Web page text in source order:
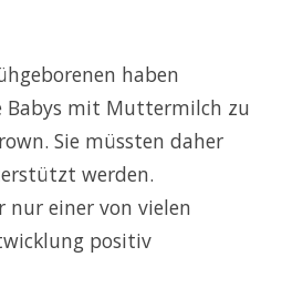
haben
Babys mit Muttermilch zu
Sie müssten daher
werden.
einer von vielen
positiv